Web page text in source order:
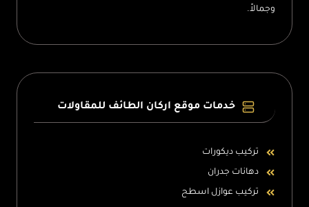
الطائف
وجمالاً.
خدمات موقع اركان الطائف للمقاولات
تركيب ديكورات
دهانات جدران
تركيب عوازل اسطح